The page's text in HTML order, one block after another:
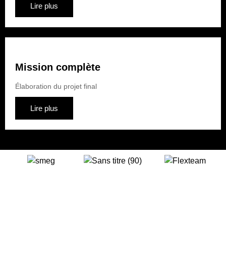
Lire plus
Mission complète
Élaboration du projet final
Lire plus